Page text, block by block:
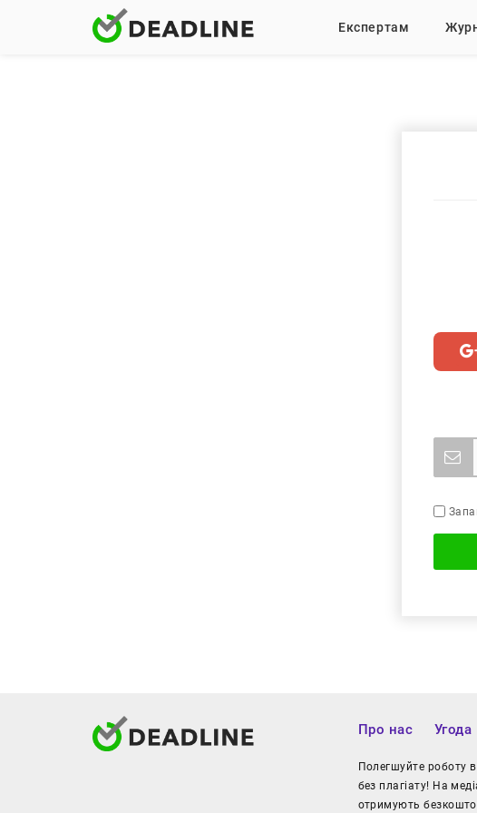
Експертам
Про нас Угода
Полегшуйте роботу
без плагіату! На
отримують